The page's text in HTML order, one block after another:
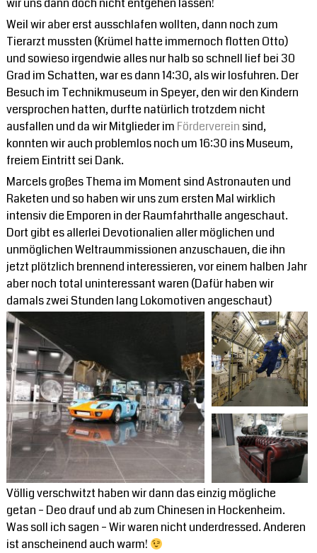
Weil wir aber erst ausschlafen wollten, dann noch zum
Tierarzt mussten (Krümel hatte immernoch flotten Otto)
und sowieso irgendwie alles nur halb so schnell lief bei 30
Grad im Schatten, war es dann 14:30, als wir losfuhren. Der
Besuch im Technikmuseum in Speyer, den wir den Kindern
versprochen hatten, durfte natürlich trotzdem nicht
ausfallen und da wir Mitglieder im Förderverein sind,
konnten wir auch problemlos noch um 16:30 ins Museum,
freiem Eintritt sei Dank.
Marcels großes Thema im Moment sind Astronauten und
Raketen und so haben wir uns zum ersten Mal wirklich
intensiv die Emporen in der Raumfahrthalle angeschaut.
Dort gibt es allerlei Devotionalien aller möglichen und
unmöglichen Weltraummissionen anzuschauen, die ihn
jetzt plötzlich brennend interessieren, vor einem halben Jahr
aber noch total uninteressant waren (Dafür haben wir
damals zwei Stunden lang Lokomotiven angeschaut)
Völlig verschwitzt haben wir dann das einzig mögliche
getan – Deo drauf und ab zum Chinesen in Hockenheim.
Was soll ich sagen – Wir waren nicht underdressed. Anderen
ist anscheinend auch warm!